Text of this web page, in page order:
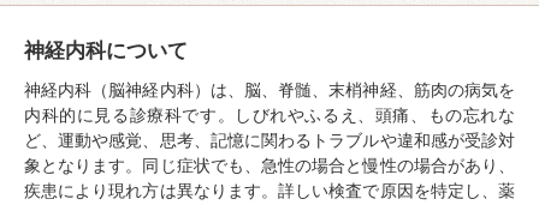
神経内科について
神経内科（脳神経内科）は、脳、脊髄、末梢神経、筋肉の病気を
内科的に見る診療科です。しびれやふるえ、頭痛、もの忘れな
ど、運動や感覚、思考、記憶に関わるトラブルや違和感が受診対
象となります。同じ症状でも、急性の場合と慢性の場合があり、
疾患により現れ方は異なります。詳しい検査で原因を特定し、薬